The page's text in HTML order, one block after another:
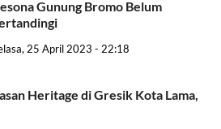
Gunung Bromo Belum
25 April 2023 - 22:18
Heritage di Gresik Kota Lama,